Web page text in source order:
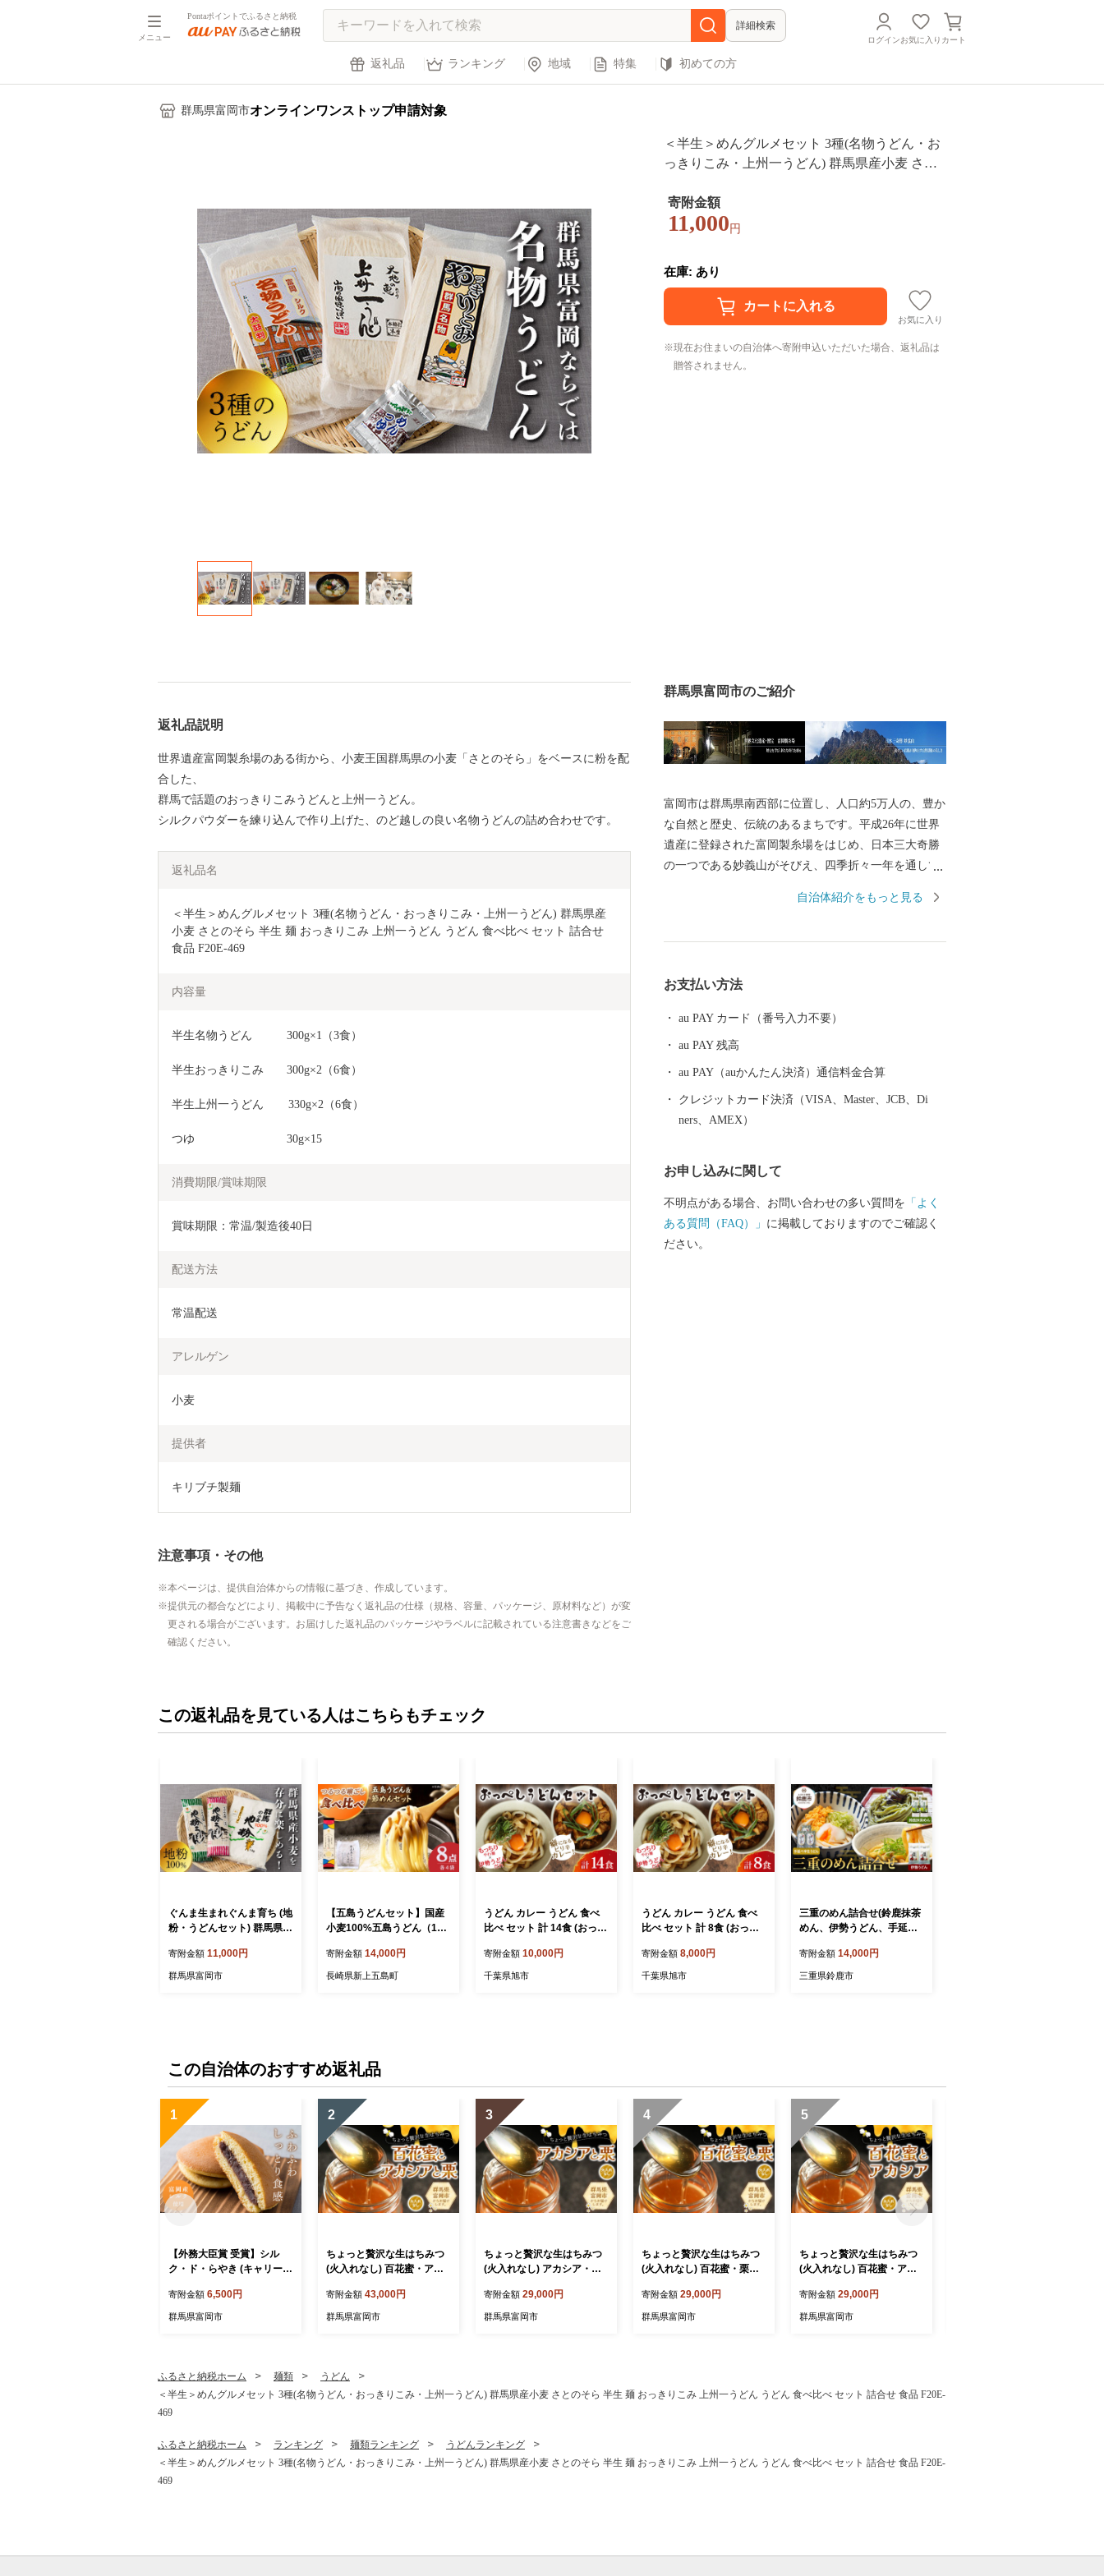
メニュー
Pontaポイントでふるさと納税
詳細検索
ログインお気に入り カート
返礼品 ランキング 地域 特集 初めての方
群馬県富岡市オンラインワンストップ申請対象
＜半生＞めんグルメセット 3種(名物うどん・お
っきりこみ・上州一うどん) 群馬県産小麦 さと
ん 食べ比べ セット 詰合せ 食品 F20E-469
寄附金額
11,000 円
在庫: あり
お気に入り
現在お住まいの自治体へ寄附申込いただいた場合、返礼品は
贈答されません。
返礼品説明
世界遺産富岡製糸場のある街から、小麦王国群馬県の小麦「さとのそら」をベースに粉を配
合した、
群馬で話題のおっきりこみうどんと上州一うどん。
シルクパウダーを練り込んで作り上げた、のど越しの良い名物うどんの詰め合わせです。
返礼品名
＜半生＞めんグルメセット 3種(名物うどん・おっきりこみ・上州一うどん) 群馬県産
小麦 さとのそら 半生 麺 おっきりこみ 上州一うどん うどん 食べ比べ セット 詰合せ
食品 F20E-469
内容量
半生名物うどん　　　300g×1（3食）
半生おっきりこみ　　300g×2（6食）
半生上州一うどん 　   330g×2（6食）
つゆ　　　　　　　　30g×15
消費期限/賞味期限
賞味期限：常温/製造後40日
配送方法
常温配送
アレルゲン
小麦
提供者
キリブチ製麺
注意事項・その他
本ページは、提供自治体からの情報に基づき、作成しています。
提供元の都合などにより、掲載中に予告なく返礼品の仕様（規格、容量、パッケージ、原材料など）が変
更される場合がございます。お届けした返礼品のパッケージやラベルに記載されている注意書きなどをご
確認ください。
群馬県富岡市のご紹介
富岡市は群馬県南西部に位置し、人口約5万人の、豊か
な自然と歴史、伝統のあるまちです。平成26年に世界
遺産に登録された富岡製糸場をはじめ、日本三大奇勝
の一つである妙義山がそびえ、四季折々一年を通して
だき、富岡市の魅力をご体感ください。
自治体紹介をもっと見る
お支払い方法
au PAY カード（番号入力不要）
au PAY 残高
au PAY（auかんたん決済）通信料金合算
クレジットカード決済（VISA、Master、JCB、Di
ners、AMEX）
お申し込みに関して
不明点がある場合、お問い合わせの多い質問を 「よく
ある質問（FAQ）」 に掲載しておりますのでご確認く
ださい。
この返礼品を見ている人はこちらもチェック
ぐんま生まれぐんま育ち (地
粉・うどんセット) 群馬県産
詰合せ 食品 F20E-466
寄附金額 11,000円
群馬県富岡市
【五島うどんセット】国産
小麦100%五島うどん（180
袋）乾麺 麺 うどん コシ 名
物 手延べ 国産 ギフト【虎
寄附金額 14,000円
長崎県新上五島町
うどん カレー うどん 食べ
比べ セット 計 14食 (おっぺ
ー 6食) たれ付き スープ付き
冷蔵 国産 小麦 千葉県産 米
寄附金額 10,000円
千葉県旭市
うどん カレー うどん 食べ
比べ セット 計 8食 (おっぺ
ー 4食) たれ付き スープ付き
冷蔵 国産 小麦 千葉県産 米
寄附金額 8,000円
千葉県旭市
三重のめん詰合せ(鈴鹿抹茶
めん、伊勢うどん、手延べ
寄附金額 14,000円
三重県鈴鹿市
この自治体のおすすめ返礼品
1
【外務大臣賞 受賞】シル
ク・ド・らやき (キャリー箱
どらやき 銘菓 まゆ菓優 田
島屋 ご当地 お菓子 和菓子
寄附金額 6,500円
群馬県富岡市
2
ちょっと贅沢な生はちみつ
(火入れなし) 百花蜜・アカ
寄附金額 43,000円
群馬県富岡市
3
ちょっと贅沢な生はちみつ
(火入れなし) アカシア・栗
寄附金額 29,000円
群馬県富岡市
4
ちょっと贅沢な生はちみつ
(火入れなし) 百花蜜・栗セ
寄附金額 29,000円
群馬県富岡市
5
ちょっと贅沢な生はちみつ
(火入れなし) 百花蜜・アカ
寄附金額 29,000円
群馬県富岡市
ふるさと納税ホーム 麺類
うどん
＜半生＞めんグルメセット 3種(名物うどん・おっきりこみ・上州一うどん) 群馬県産小麦 さとのそら 半生 麺 おっきりこみ 上州一うどん うどん 食べ比べ セット 詰合せ 食品 F20E-
469
ふるさと納税ホーム ランキング 麺類ランキング
うどんランキング
＜半生＞めんグルメセット 3種(名物うどん・おっきりこみ・上州一うどん) 群馬県産小麦 さとのそら 半生 麺 おっきりこみ 上州一うどん うどん 食べ比べ セット 詰合せ 食品 F20E-
469